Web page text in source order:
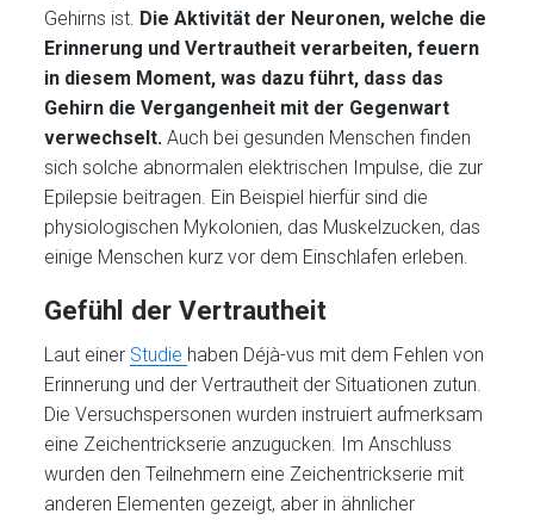
Gehirns ist. Die Aktivität der Neuronen, welche die
Erinnerung und Vertrautheit verarbeiten, feuern
in diesem Moment, was dazu führt, dass das
Gehirn die Vergangenheit mit der Gegenwart
verwechselt. Auch bei gesunden Menschen finden
sich solche abnormalen elektrischen Impulse, die zur
Epilepsie beitragen. Ein Beispiel hierfür sind die
physiologischen Mykolonien, das Muskelzucken, das
einige Menschen kurz vor dem Einschlafen erleben.
Gefühl der Vertrautheit
Laut einer Studie haben Déjà-vus mit dem Fehlen von
Erinnerung und der Vertrautheit der Situationen zutun.
Die Versuchspersonen wurden instruiert aufmerksam
eine Zeichentrickserie anzugucken. Im Anschluss
wurden den Teilnehmern eine Zeichentrickserie mit
anderen Elementen gezeigt, aber in ähnlicher